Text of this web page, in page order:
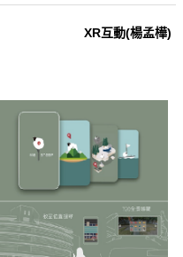
XR互動(楊孟樺)